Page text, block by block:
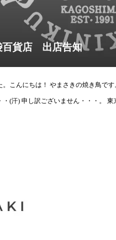
貨店 出店告知
こんにちは！ やまさきの焼き鳥で
(汗) 申し訳ございません・・・。